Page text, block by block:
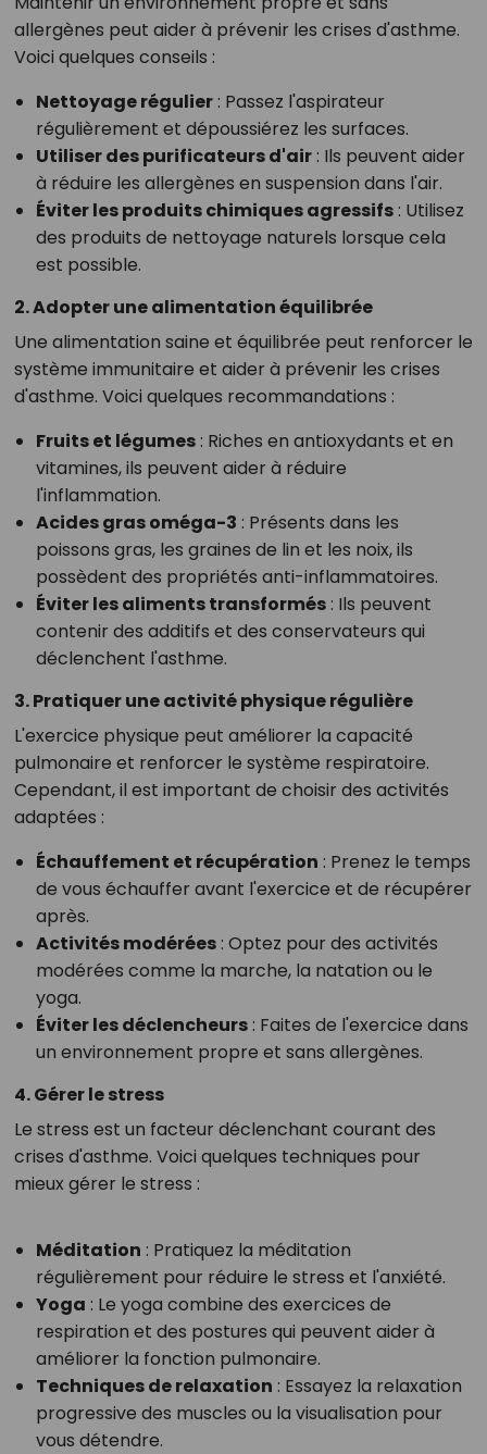
allergènes peut aider à prévenir les crises d'asthme.
Voici quelques conseils :
Nettoyage régulier: Passez l'aspirateur
régulièrement et dépoussiérez les surfaces.
Utiliser des purificateurs d'air: Ils peuvent aider
à réduire les allergènes en suspension dans l'air.
Éviter les produits chimiques agressifs: Utilisez
des produits de nettoyage naturels lorsque cela
est possible.
2. Adopter une alimentation équilibrée
Une alimentation saine et équilibrée peut renforcer le
système immunitaire et aider à prévenir les crises
d'asthme. Voici quelques recommandations :
Fruits et légumes: Riches en antioxydants et en
vitamines, ils peuvent aider à réduire
l'inflammation.
Acides gras oméga-3 : Présents dans les
poissons gras, les graines de lin et les noix, ils
possèdent des propriétés anti-inflammatoires.
Éviter les aliments transformés: Ils peuvent
contenir des additifs et des conservateurs qui
déclenchent l'asthme.
3. Pratiquer une activité physique régulière
L'exercice physique peut améliorer la capacité
pulmonaire et renforcer le système respiratoire.
Cependant, il est important de choisir des activités
adaptées :
Échauffement et récupération : Prenez le temps
de vous échauffer avant l'exercice et de récupérer
après.
Activités modérées: Optez pour des activités
modérées comme la marche, la natation ou le
yoga.
Éviter les déclencheurs: Faites de l'exercice dans
un environnement propre et sans allergènes.
4. Gérer le stress
Le stress est un facteur déclenchant courant des
crises d'asthme. Voici quelques techniques pour
mieux gérer le stress :
Méditation : Pratiquez la méditation
régulièrement pour réduire le stress et l'anxiété.
Yoga : Le yoga combine des exercices de
respiration et des postures qui peuvent aider à
améliorer la fonction pulmonaire.
Techniques de relaxation : Essayez la relaxation
progressive des muscles ou la visualisation pour
vous détendre.